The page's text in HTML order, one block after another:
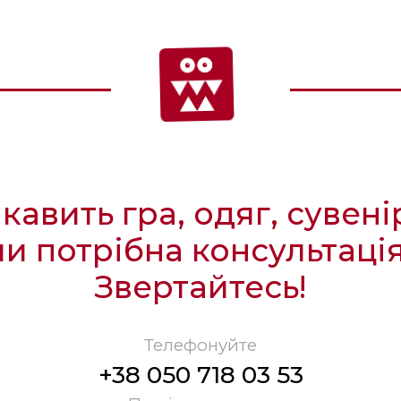
гра, одяг,
потрібна
Звертайтесь!
Телефонуйте
+38 050 718 03 53